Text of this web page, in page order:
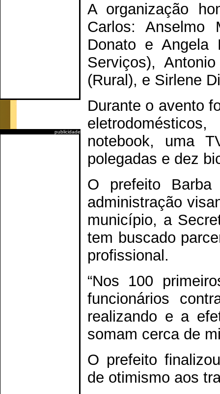
publicidade
A organização
Carlos: Anselmo
Donato e Angela
Serviços),
(Rural), e Sirlene
Durante o avento
notebook, uma
polegadas e dez
O prefeito
administração
município, a
tem buscado
profissional.
“Nos 100
funcionários
realizando e a
somam cerca de
O prefeito
de otimismo aos